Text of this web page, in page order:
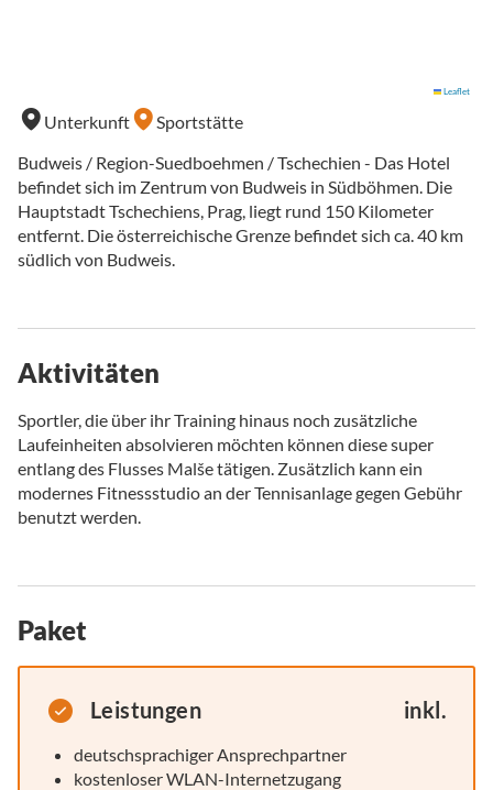
Leaflet
Unterkunft
Sportstätte
Budweis / Region-Suedboehmen / Tschechien - Das Hotel
befindet sich im Zentrum von Budweis in Südböhmen. Die
Hauptstadt Tschechiens, Prag, liegt rund 150 Kilometer
entfernt. Die österreichische Grenze befindet sich ca. 40 km
südlich von Budweis.
Aktivitäten
Sportler, die über ihr Training hinaus noch zusätzliche
Laufeinheiten absolvieren möchten können diese super
entlang des Flusses Malše tätigen. Zusätzlich kann ein
modernes Fitnessstudio an der Tennisanlage gegen Gebühr
benutzt werden.
Paket
Leistungen inkl.
deutschsprachiger Ansprechpartner
kostenloser WLAN-Internetzugang